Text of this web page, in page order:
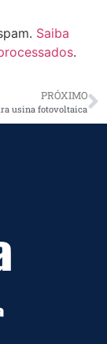
Saiba
.
PRÓXIMO
usina fotovoltaica